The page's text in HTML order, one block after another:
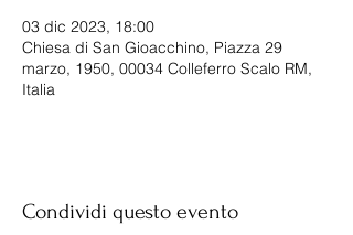
03 dic 2023, 18:00
Chiesa di San Gioacchino, Piazza 29
marzo, 1950, 00034 Colleferro Scalo RM,
Italia
Condividi questo evento